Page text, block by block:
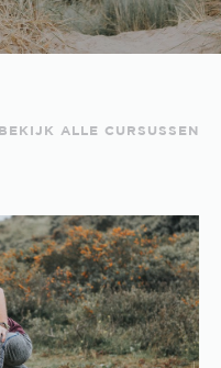
BEKIJK ALLE CURSUSSEN